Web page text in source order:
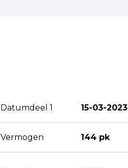
Datumdeel 1 15-03-2023
Vermogen 144 pk